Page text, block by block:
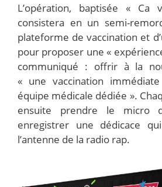
L’opération, baptisée «
consistera en un semi-
plateforme de vaccination et
pour proposer une «
communiqué : offrir à la
« une vaccination
équipe médicale dédiée ».
ensuite prendre le micro
enregistrer une dédicace
l’antenne de la radio rap.